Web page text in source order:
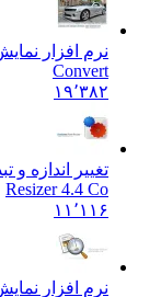
نرم افزار
Convert
۱۹٬۳۸۲
تغییر اندازه و
Resizer 4.4 Co
۱۱٬۱۱۶
نرم افزار